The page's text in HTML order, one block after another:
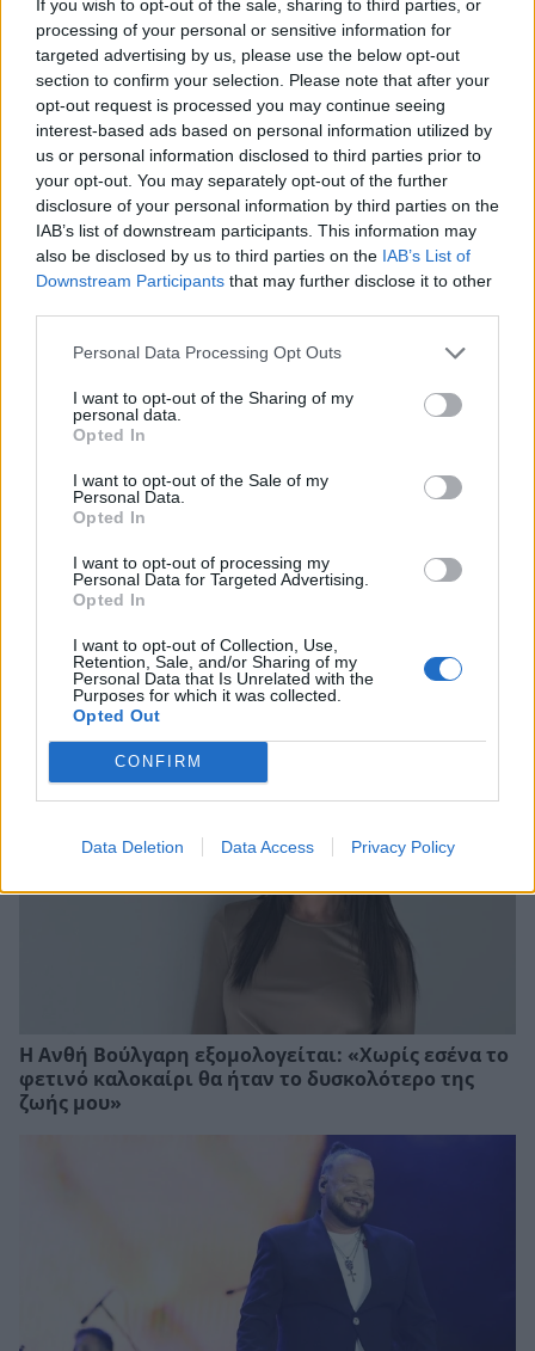
If you wish to opt-out of the sale, sharing to third parties, or
processing of your personal or sensitive information for
targeted advertising by us, please use the below opt-out
section to confirm your selection. Please note that after your
opt-out request is processed you may continue seeing
interest-based ads based on personal information utilized by
us or personal information disclosed to third parties prior to
your opt-out. You may separately opt-out of the further
disclosure of your personal information by third parties on the
IAB’s list of downstream participants. This information may
also be disclosed by us to third parties on the IAB’s List of
Downstream Participants that may further disclose it to other
Personal Data Processing Opt Outs
I want to opt-out of the Sharing of my
personal data.
Opted In
I want to opt-out of the Sale of my
Personal Data.
Opted In
I want to opt-out of processing my
Personal Data for Targeted Advertising.
Opted In
I want to opt-out of Collection, Use,
Retention, Sale, and/or Sharing of my
Personal Data that Is Unrelated with the
Purposes for which it was collected.
Opted Out
CONFIRM
Data Deletion Data Access Privacy Policy
Ανδρομάχη: Η φωτογραφία με τον ορό στο χέρι και
Μαρίνα Βερνίκου: Το βίντεο με τον λαγοκέφαλο
και η συμβουλή της
Η Ανθή Βούλγαρη εξομολογείται: «Χωρίς εσένα το
φετινό καλοκαίρι θα ήταν το δυσκολότερο της
ζωής μου»